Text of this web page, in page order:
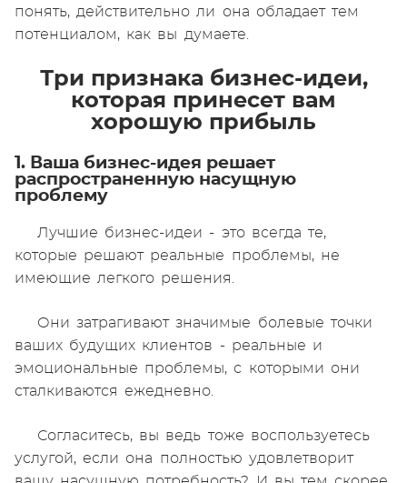
понять, действительно ли она обладает тем
потенциалом, как вы думаете.
Три признака бизнес-идеи,
которая принесет вам
хорошую прибыль
1. Ваша бизнес-идея решает
распространенную насущную
проблему
Лучшие бизнес-идеи - это всегда те,
которые решают реальные проблемы, не
имеющие легкого решения.
Они затрагивают значимые болевые точки
ваших будущих клиентов - реальные и
эмоциональные проблемы, с которыми они
сталкиваются ежедневно.
Согласитесь, вы ведь тоже воспользуетесь
услугой, если она полностью удовлетворит